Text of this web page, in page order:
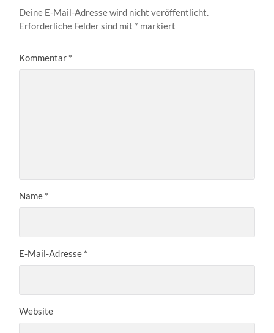
Deine E-Mail-Adresse wird nicht veröffentlicht.
Erforderliche Felder sind mit * markiert
Kommentar *
Name *
E-Mail-Adresse *
Website